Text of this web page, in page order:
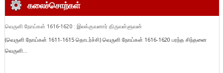
கலைச்சொற்கள்
வெருளி நோய்கள் 1616-1620 : இலக்குவனார் திருவள்ளுவன்
(வெருளி நோய்கள் 1611-1615 தொடர்ச்சி) வெருளி நோய்கள் 1616-1620 பரந்த சிந்தனை
வெருளி...